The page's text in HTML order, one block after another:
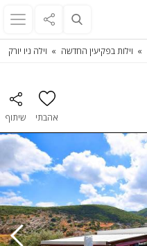
וילות בפקיעין החדשה וילה ניו יורק
אהבתי שיתוף